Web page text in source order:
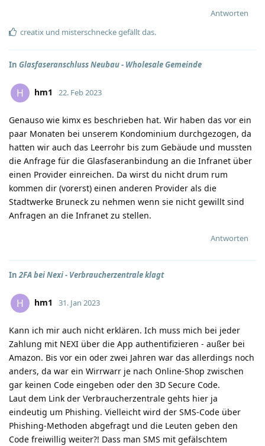
Antworten
creatix und misterschneckegefällt das.
In Glasfaseranschluss Neubau - Wholesale Gemeinde
H hm1 22. Feb 2023
Genauso wie kimx es beschrieben hat. Wir haben das vor ein
paar Monaten bei unserem Kondominium durchgezogen, da
hatten wir auch das Leerrohr bis zum Gebäude und mussten
die Anfrage für die Glasfaseranbindung an die Infranet über
einen Provider einreichen. Da wirst du nicht drum rum
kommen dir (vorerst) einen anderen Provider als die
Stadtwerke Bruneck zu nehmen wenn sie nicht gewillt sind
Anfragen an die Infranet zu stellen.
Antworten
In2FA bei Nexi - Verbraucherzentrale klagt
H hm1 31. Jan 2023
Kann ich mir auch nicht erklären. Ich muss mich bei jeder
Zahlung mit NEXI über die App authentifizieren - außer bei
Amazon. Bis vor ein oder zwei Jahren war das allerdings noch
anders, da war ein Wirrwarr je nach Online-Shop zwischen
gar keinen Code eingeben oder den 3D Secure Code.
Laut dem Link der Verbraucherzentrale gehts hier ja
eindeutig um Phishing. Vielleicht wird der SMS-Code über
Phishing-Methoden abgefragt und die Leuten geben den
Code freiwillig weiter?! Dass man SMS mit gefälschtem